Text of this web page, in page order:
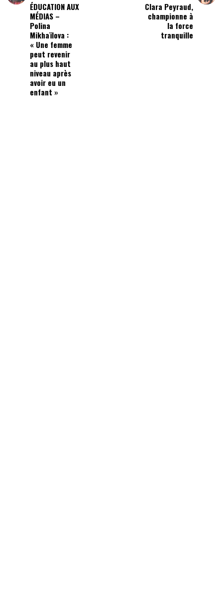
ÉDUCATION AUX
MÉDIAS –
Polina
Mikhaïlova :
« Une femme
peut revenir
au plus haut
niveau après
avoir eu un
enfant »
Clara Peyraud,
championne à
la force
tranquille